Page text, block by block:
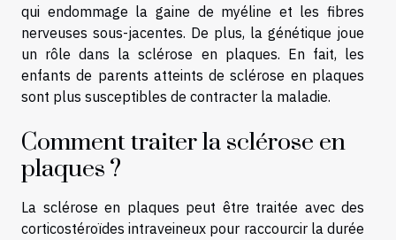
qui endommage la gaine de myéline et les fibres
nerveuses sous-jacentes. De plus, la génétique joue
un rôle dans la sclérose en plaques. En fait, les
enfants de parents atteints de sclérose en plaques
sont plus susceptibles de contracter la maladie.
Comment traiter la sclérose en
plaques ?
La sclérose en plaques peut être traitée avec des
corticostéroïdes intraveineux pour raccourcir la durée